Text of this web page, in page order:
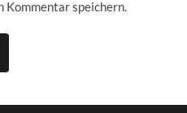
Kommentar speichern.